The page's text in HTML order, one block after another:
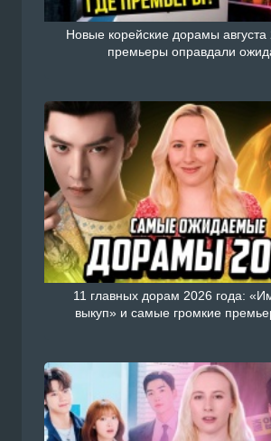
Новые корейские дорамы августа
премьеры оправдали
11 главных дорам 2026 года:
выкуп» и самые громкие